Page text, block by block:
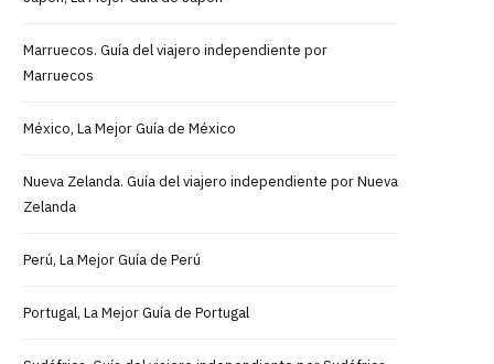
Marruecos. Guía del viajero independiente por
Marruecos
México, La Mejor Guía de México
Nueva Zelanda. Guía del viajero independiente por Nueva
Zelanda
Perú, La Mejor Guía de Perú
Portugal, La Mejor Guía de Portugal